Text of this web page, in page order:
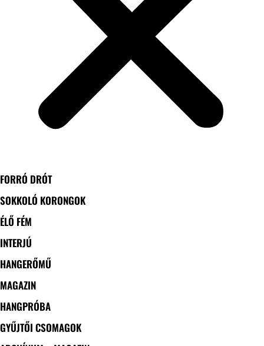
FORRÓ DRÓT
SOKKOLÓ KORONGOK
ÉLŐ FÉM
INTERJÚ
HANGERŐMŰ
MAGAZIN
HANGPRÓBA
GYŰJTŐI CSOMAGOK